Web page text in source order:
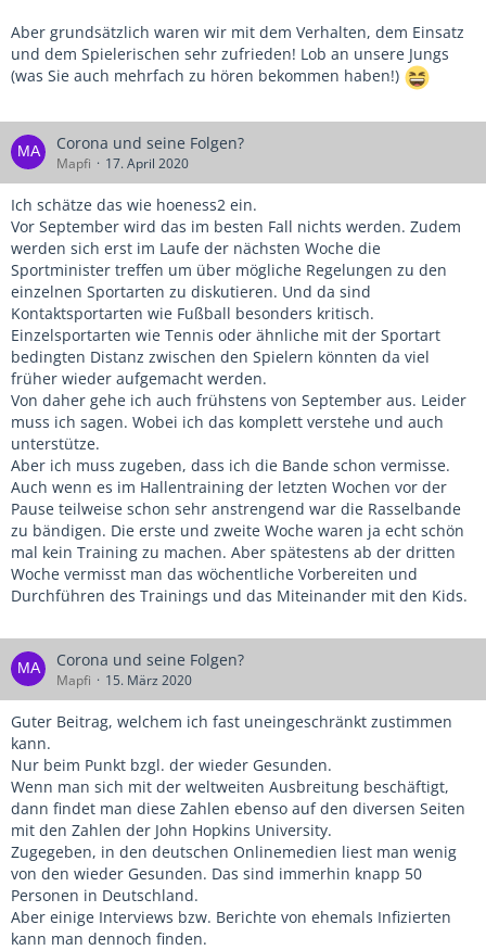
Aber grundsätzlich waren wir mit dem Verhalten, dem Einsatz
und dem Spielerischen sehr zufrieden! Lob an unsere Jungs
(was Sie auch mehrfach zu hören bekommen haben!)
Corona und seine Folgen?
Mapfi 17. April 2020
Ich schätze das wie hoeness2 ein.
Vor September wird das im besten Fall nichts werden. Zudem
werden sich erst im Laufe der nächsten Woche die
Sportminister treffen um über mögliche Regelungen zu den
einzelnen Sportarten zu diskutieren. Und da sind
Kontaktsportarten wie Fußball besonders kritisch.
Einzelsportarten wie Tennis oder ähnliche mit der Sportart
bedingten Distanz zwischen den Spielern könnten da viel
früher wieder aufgemacht werden.
Von daher gehe ich auch frühstens von September aus. Leider
muss ich sagen. Wobei ich das komplett verstehe und auch
unterstütze.
Aber ich muss zugeben, dass ich die Bande schon vermisse.
Auch wenn es im Hallentraining der letzten Wochen vor der
Pause teilweise schon sehr anstrengend war die Rasselbande
zu bändigen. Die erste und zweite Woche waren ja echt schön
mal kein Training zu machen. Aber spätestens ab der dritten
Woche vermisst man das wöchentliche Vorbereiten und
Durchführen des Trainings und das Miteinander mit den Kids.
Corona und seine Folgen?
Mapfi 15. März 2020
Guter Beitrag, welchem ich fast uneingeschränkt zustimmen
kann.
Nur beim Punkt bzgl. der wieder Gesunden.
Wenn man sich mit der weltweiten Ausbreitung beschäftigt,
dann findet man diese Zahlen ebenso auf den diversen Seiten
mit den Zahlen der John Hopkins University.
Zugegeben, in den deutschen Onlinemedien liest man wenig
von den wieder Gesunden. Das sind immerhin knapp 50
Personen in Deutschland.
Aber einige Interviews bzw. Berichte von ehemals Infizierten
kann man dennoch finden.